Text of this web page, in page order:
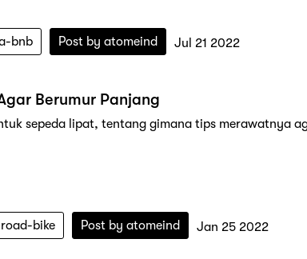
bnb Post by atomeind Jul 21 2022
Berumur Panjang
sepeda lipat, tentang gimana tips merawatnya
road-bike Post by atomeind Jan 25 2022